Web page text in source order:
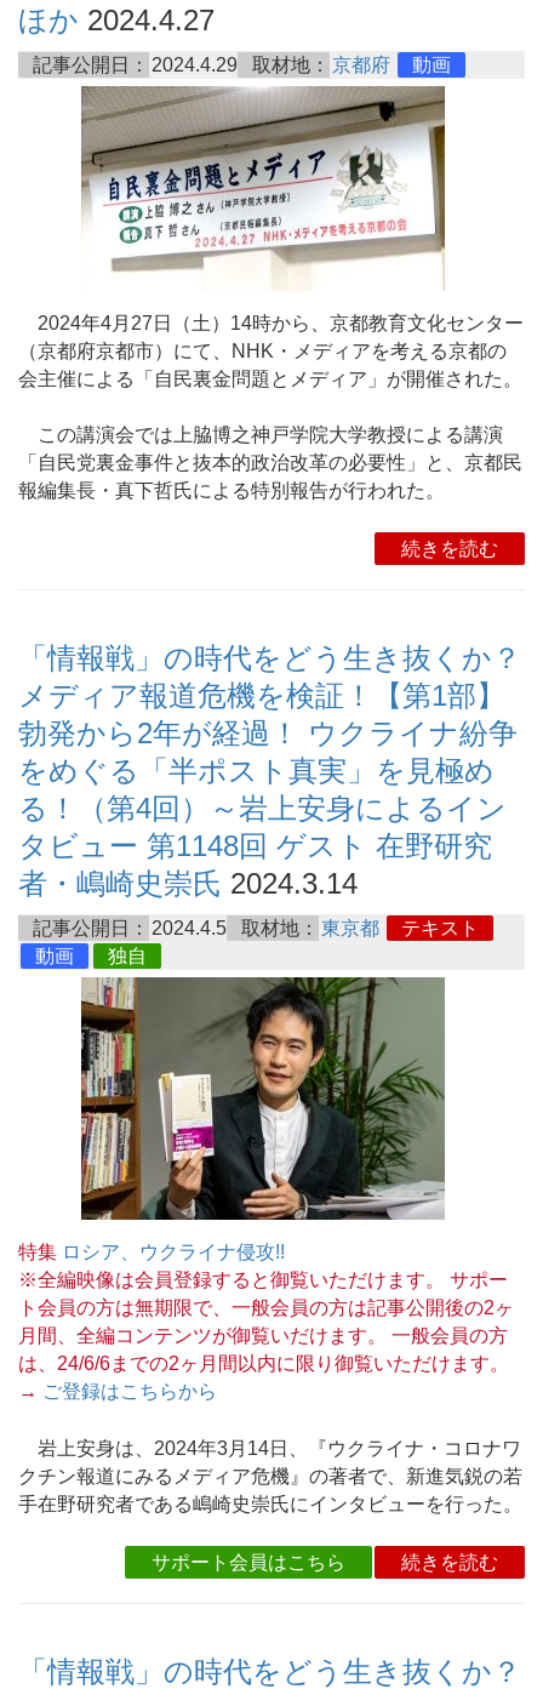
ほか 2024.4.27
記事公開日： 2024.4.29 取材地： 京都府 動画
2024年4月27日（土）14時から、京都教育文化センター
（京都府京都市）にて、NHK・メディアを考える京都の
会主催による「自民裏金問題とメディア」が開催された。
この講演会では上脇博之神戸学院大学教授による講演
「自民党裏金事件と抜本的政治改革の必要性」と、京都民
報編集長・真下哲氏による特別報告が行われた。
続きを読む
「情報戦」の時代をどう生き抜くか？
メディア報道危機を検証！【第1部】
勃発から2年が経過！ ウクライナ紛争
をめぐる「半ポスト真実」を見極め
る！（第4回）～岩上安身によるイン
タビュー 第1148回 ゲスト 在野研究
者・嶋崎史崇氏 2024.3.14
記事公開日： 2024.4.5 取材地： 東京都
テキスト
動画
独自
特集 ロシア、ウクライナ侵攻!!
※全編映像は会員登録すると御覧いただけます。 サポー
ト会員の方は無期限で、一般会員の方は記事公開後の2ヶ
月間、全編コンテンツが御覧いだけます。 一般会員の方
は、24/6/6までの2ヶ月間以内に限り御覧いただけます。
→ ご登録はこちらから
岩上安身は、2024年3月14日、『ウクライナ・コロナワ
クチン報道にみるメディア危機』の著者で、新進気鋭の若
手在野研究者である嶋崎史崇氏にインタビューを行った。
サポート会員はこちら 続きを読む
「情報戦」の時代をどう生き抜くか？